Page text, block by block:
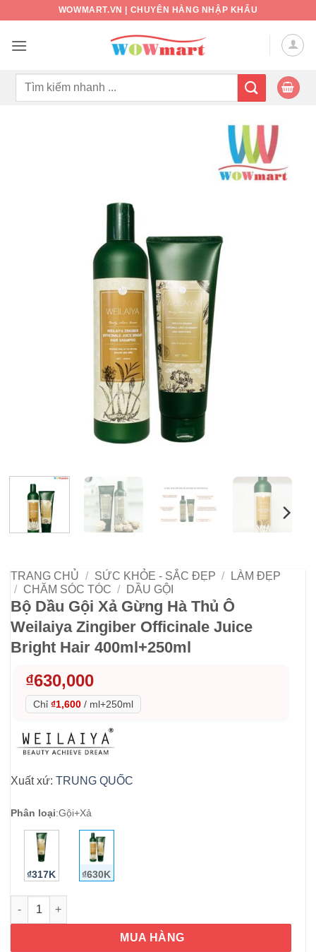
nội
WOWMART.VN | CHUYÊN HÀNG NHẬP KHẨU
Tìm
TRANG CHỦ / SỨC KHỎE - SẮC ĐẸP /
LÀM ĐẸP
/
CHĂM SÓC TÓC / DẦU GỘI
Bộ Dầu Gội Xả Gừng Hà Thủ Ô
Weilaiya Zingiber Officinale Juice
Bright Hair 400ml+250ml
₫630,000
Chỉ ₫1,600 / ml+250ml
Xuất xứ: TRUNG QUỐC
Phân loại:Gội+Xả
₫317K ₫630K
Bộ Dầu Gội Xả Gừng Hà Thủ Ô Weilaiya Zingiber Officinale
MUA HÀNG